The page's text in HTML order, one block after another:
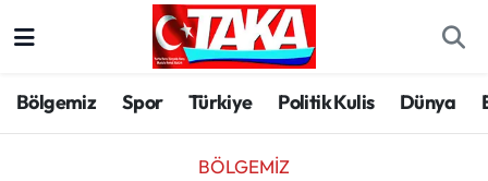
Bölgemiz Spor Türkiye Politik Kulis Dünya
BÖLGEMIZ
Spor
Trabzon Hava Durumu